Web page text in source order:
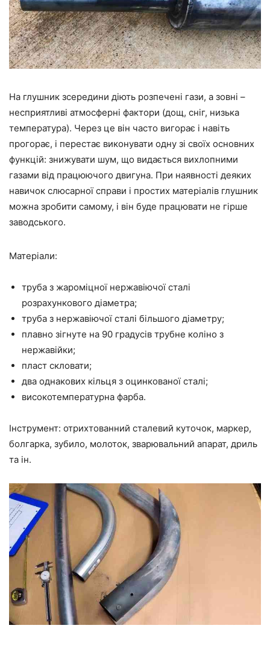
На глушник зсередини діють розпечені гази, а зовні –
несприятливі атмосферні фактори (дощ, сніг, низька
температура). Через це він часто вигорає і навіть
прогорає, і перестає виконувати одну зі своїх основних
функцій: знижувати шум, що видається вихлопними
газами від працюючого двигуна. При наявності деяких
навичок слюсарної справи і простих матеріалів глушник
можна зробити самому, і він буде працювати не гірше
заводського.
Матеріали:
труба з жароміцної нержавіючої сталі
розрахункового діаметра;
труба з нержавіючої сталі більшого діаметру;
плавно зігнуте на 90 градусів трубне коліно з
нержавійки;
пласт скловати;
два однакових кільця з оцинкованої сталі;
високотемпературна фарба.
Інструмент: отрихтованний сталевий куточок, маркер,
болгарка, зубило, молоток, зварювальний апарат, дриль
та ін.